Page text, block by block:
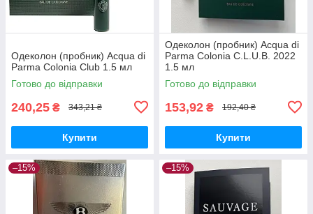
Одеколон (пробник) Acqua di
Parma Colonia Club 1.5 мл
Готово до відправки
240,25 ₴ 343,21 ₴
Купити
Одеколон (пробник) Acqua di
Parma Colonia C.L.U.B. 2022
1.5 мл
Готово до відправки
153,92 ₴ 192,40 ₴
Купити
–15% –15%